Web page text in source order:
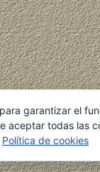
garantizar el
aceptar todas las
Política de cookies